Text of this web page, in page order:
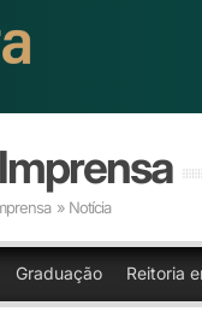
» Notícia
Graduação Reitoria